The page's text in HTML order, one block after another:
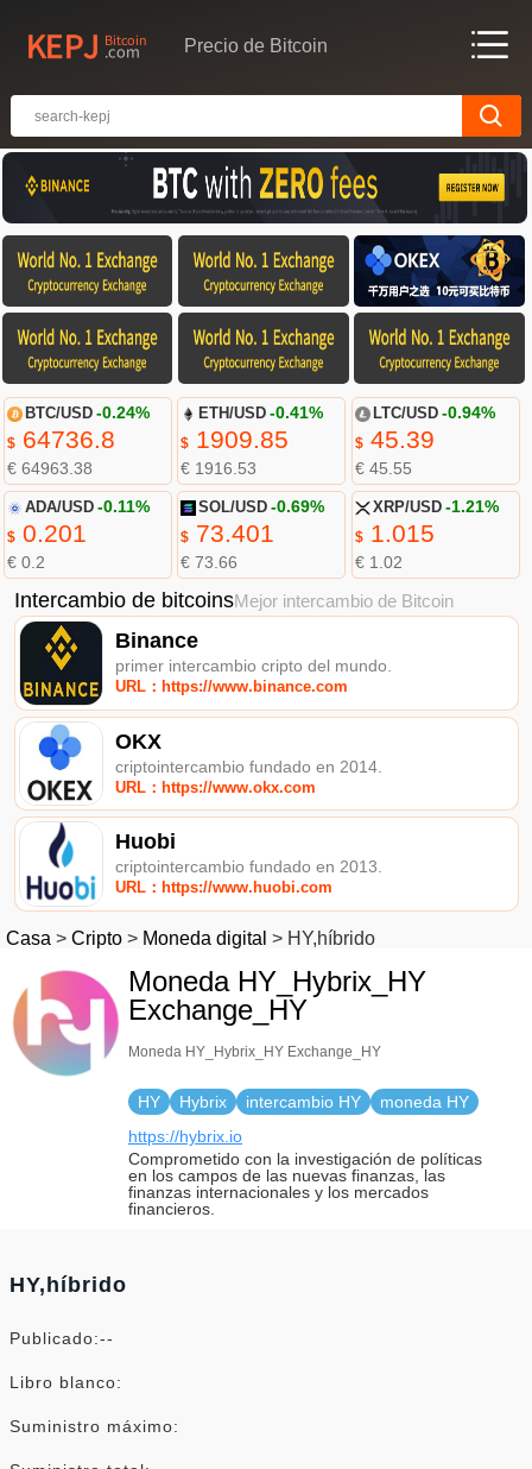
Precio de Bitcoin
BTC/USD -0.24%
$64736.8
€ 64963.38
ETH/USD -0.41%
$ 1909.85
€ 1916.53
LTC/USD -0.94%
$45.39
€ 45.55
ADA/USD -0.11%
$0.201
€ 0.2
SOL/USD -0.69%
$ 73.401
€ 73.66
XRP/USD -1.21%
$1.015
€ 1.02
Intercambio de bitcoinsMejor intercambio de Bitcoin
Binance
primer intercambio cripto del mundo.
URL：https://www.binance.com
OKX
criptointercambio fundado en 2014.
URL：https://www.okx.com
Huobi
criptointercambio fundado en 2013.
URL：https://www.huobi.com
Casa > Cripto > Moneda digital > HY,híbrido
Moneda HY_Hybrix_HY
Exchange_HY
Moneda HY_Hybrix_HY Exchange_HY
HY Hybrix intercambio HY
moneda HY
https://hybrix.io
Comprometido con la investigación de políticas
en los campos de las nuevas finanzas, las
finanzas internacionales y los mercados
financieros.
HY,híbrido
Publicado:--
Libro blanco:
Suministro máximo: